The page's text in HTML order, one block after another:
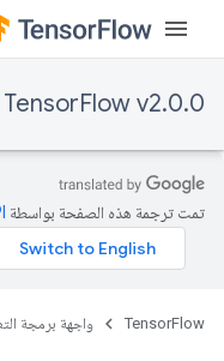
TensorFlow v2.0.0
تمت ترجمة هذه الصفحة بواسطة
TensorFlow واجهة برمجة